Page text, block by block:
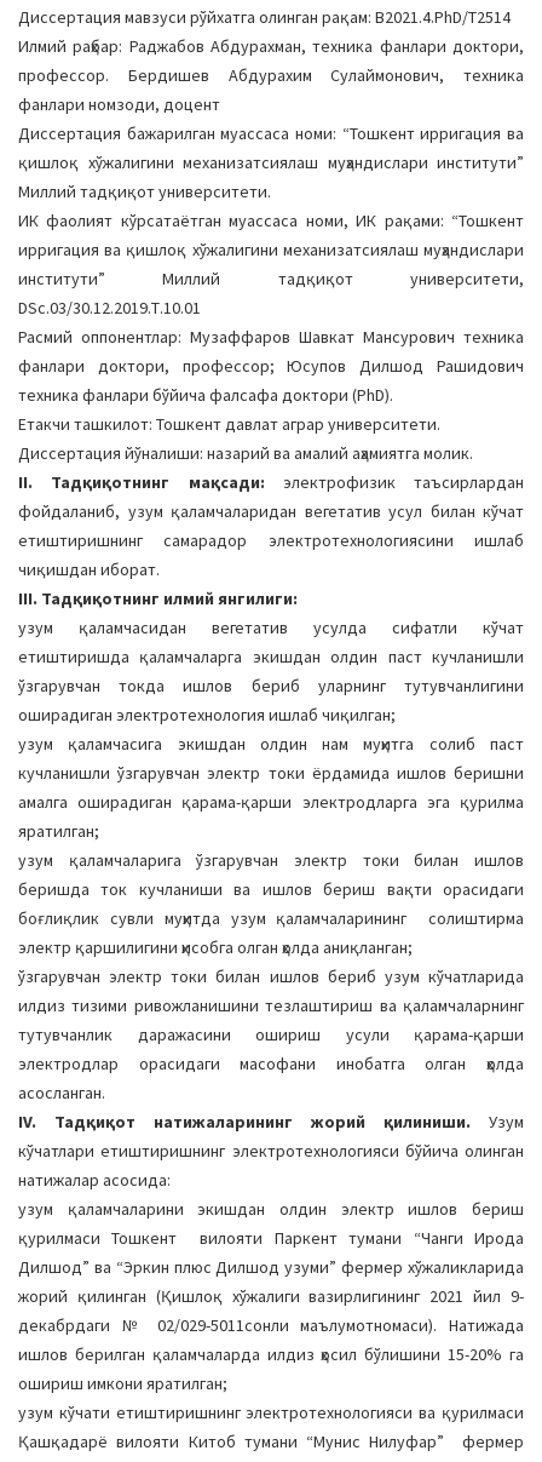
Диссертация мавзуси рўйхатга олинган рақам: B2021.4.PhD/Т2514
Илмий раҳбар: Раджабов Абдурахман, техника фанлари доктори,
профессор. Бердишев Абдурахим Сулаймонович, техника
фанлари номзоди, доцент
Диссертация бажарилган муассаса номи: “Тошкент ирригация ва
қишлоқ хўжалигини механизатсиялаш муҳандислари институти”
Миллий тадқиқот университети.
ИК фаолият кўрсатаётган муассаса номи, ИК рақами: “Тошкент
ирригация ва қишлоқ хўжалигини механизатсиялаш муҳандислари
институти” Миллий тадқиқот университети,
DSc.03/30.12.2019.Т.10.01
Расмий оппонентлар: Музаффаров Шавкат Мансурович техника
фанлари доктори, профессор; Юсупов Дилшод Рашидович
техника фанлари бўйича фалсафа доктори (PhD).
Етакчи ташкилот: Тошкент давлат аграр университети.
Диссертация йўналиши: назарий ва амалий аҳамиятга молик.
II. Тадқиқотнинг мақсади: электрофизик таъсирлардан
фойдаланиб, узум қаламчаларидан вегетатив усул билан кўчат
етиштиришнинг самарадор электротехнологиясини ишлаб
чиқишдан иборат.
III. Тадқиқотнинг илмий янгилиги:
узум қаламчасидан вегетатив усулда сифатли кўчат
етиштиришда қаламчаларга экишдан олдин паст кучланишли
ўзгарувчан токда ишлов бериб уларнинг тутувчанлигини
оширадиган электротехнология ишлаб чиқилган;
узум қаламчасига экишдан олдин нам муҳитга солиб паст
кучланишли ўзгарувчан электр токи ёрдамида ишлов беришни
амалга оширадиган қарама-қарши электродларга эга қурилма
яратилган;
узум қаламчаларига ўзгарувчан электр токи билан ишлов
беришда ток кучланиши ва ишлов бериш вақти орасидаги
боғлиқлик сувли муҳитда узум қаламчаларининг солиштирма
электр қаршилигини ҳисобга олган ҳолда аниқланган;
ўзгарувчан электр токи билан ишлов бериб узум кўчатларида
илдиз тизими ривожланишини тезлаштириш ва қаламчаларнинг
тутувчанлик даражасини ошириш усули қарама-қарши
электродлар орасидаги масофани инобатга олган ҳолда
асосланган.
IV. Тадқиқот натижаларининг жорий қилиниши. Узум
кўчатлари етиштиришнинг электротехнологияси бўйича олинган
натижалар асосида:
узум қаламчаларини экишдан олдин электр ишлов бериш
қурилмаси Тошкент вилояти Паркент тумани “Чанги Ирода
Дилшод” ва “Эркин плюс Дилшод узуми” фермер хўжаликларида
жорий қилинган (Қишлоқ хўжалиги вазирлигининг 2021 йил 9-
декабрдаги № 02/029-5011­сонли маълумотномаси). Натижада
ишлов берилган қаламчаларда илдиз ҳосил бўлишини 15-20% га
ошириш имкони яратилган;
узум кўчати етиштиришнинг электротехнологияси ва қурилмаси
Қашқадарё вилояти Китоб тумани “Мунис Нилуфар” фермер